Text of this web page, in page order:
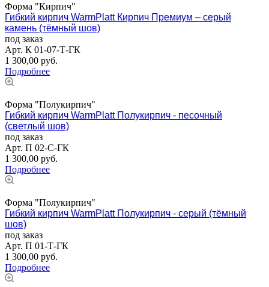
Форма "Кирпич"
Гибкий кирпич WarmPlatt Кирпич Премиум – серый
камень (тёмный шов)
под заказ
Арт. К 01-07-Т-ГК
1 300,00 руб.
Подробнее
Форма "Полукирпич"
Гибкий кирпич WarmPlatt Полукирпич - песочный
(светлый шов)
под заказ
Арт. П 02-С-ГК
1 300,00 руб.
Подробнее
Форма "Полукирпич"
Гибкий кирпич WarmPlatt Полукирпич - серый (тёмный
шов)
под заказ
Арт. П 01-Т-ГК
1 300,00 руб.
Подробнее